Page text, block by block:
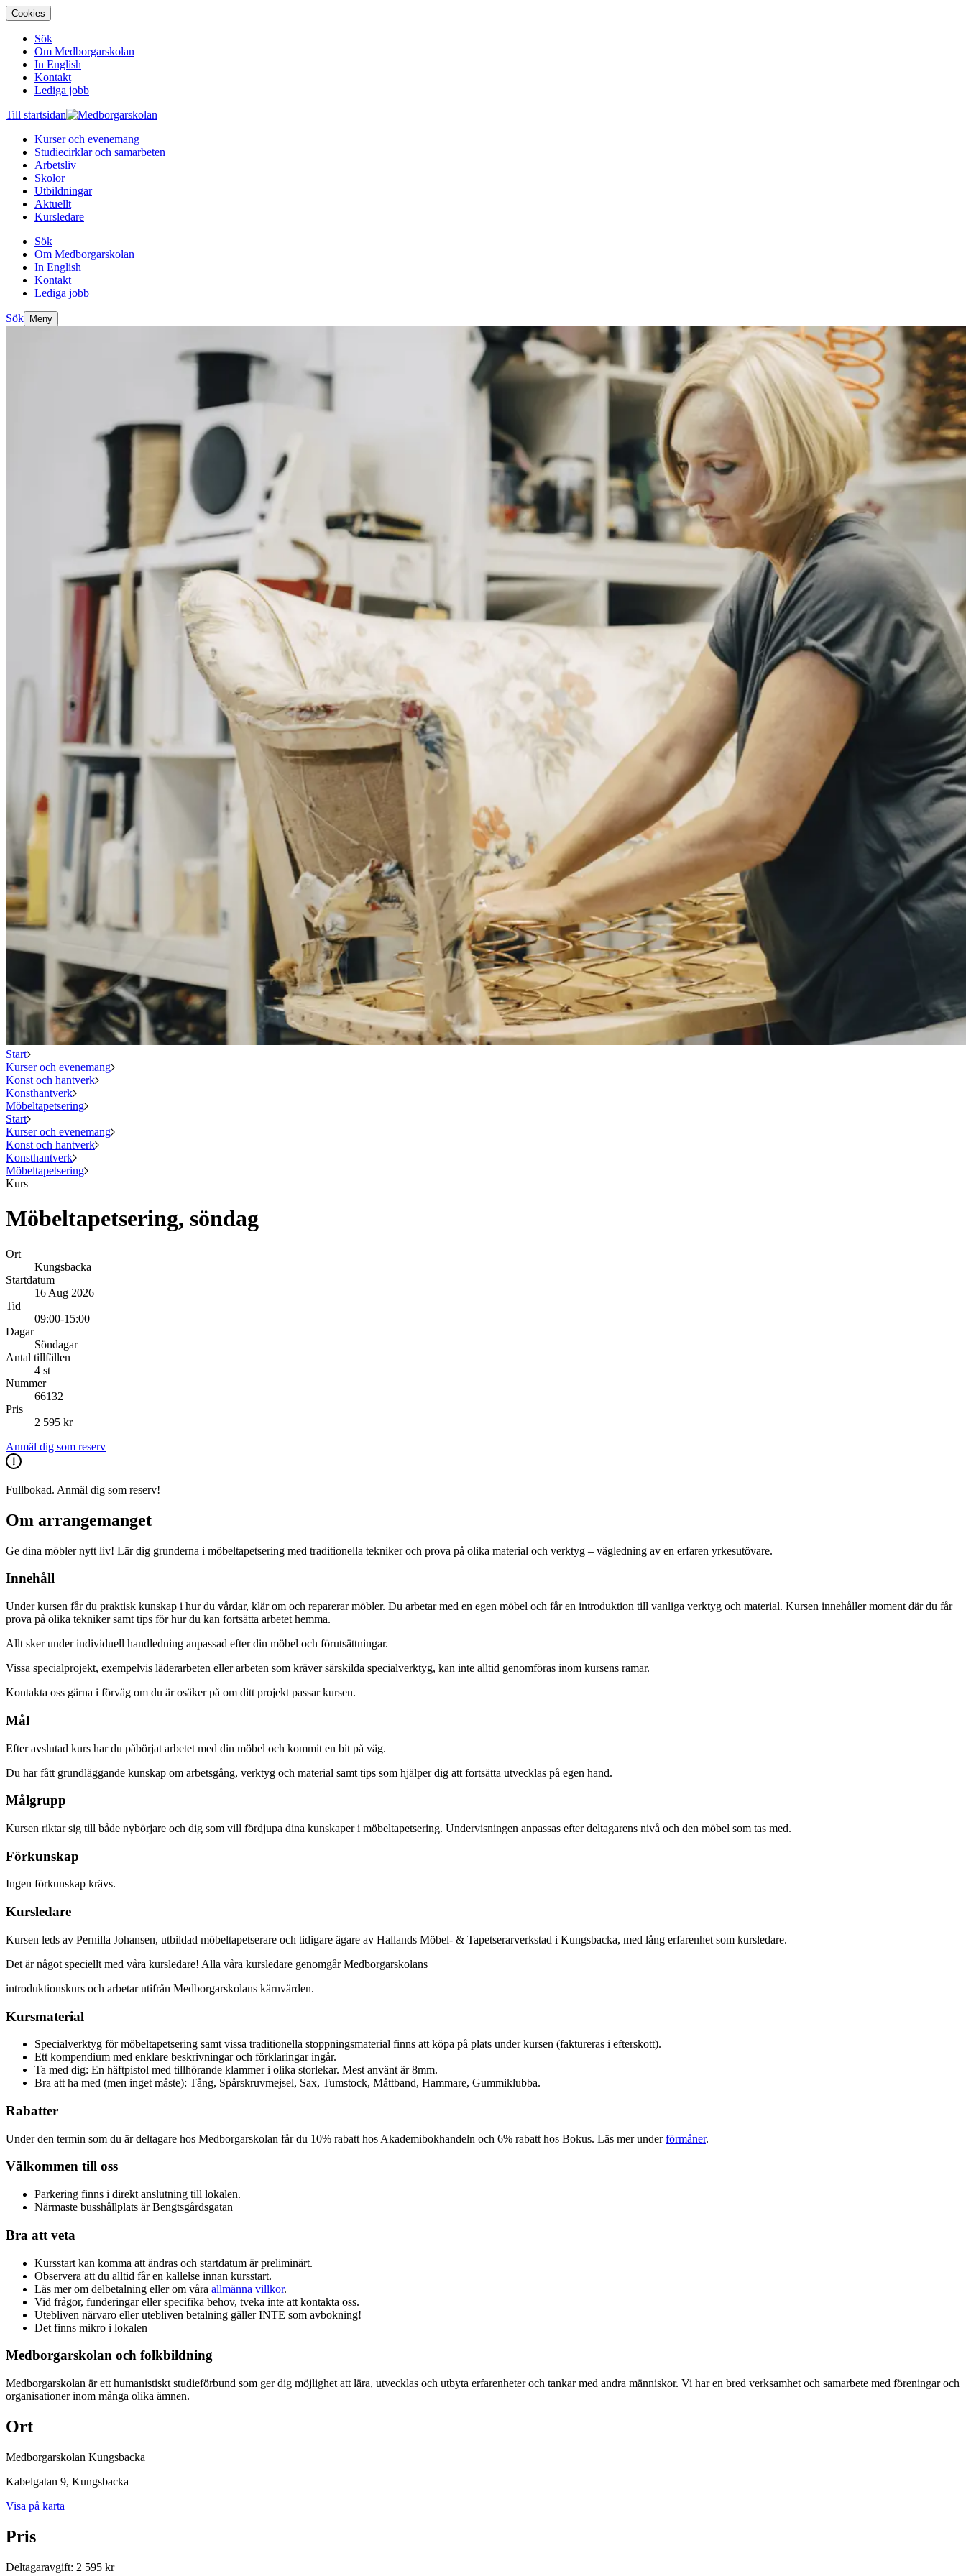
Cookies
Sök
Om Medborgarskolan
In English
Kontakt
Lediga jobb
Till startsidan
Kurser och evenemang
Studiecirklar och samarbeten
Arbetsliv
Skolor
Utbildningar
Aktuellt
Kursledare
Sök
Om Medborgarskolan
In English
Kontakt
Lediga jobb
Sök Meny
Start
Kurser och evenemang
Konst och hantverk
Konsthantverk
Möbeltapetsering
Start
Kurser och evenemang
Konst och hantverk
Konsthantverk
Möbeltapetsering
Kurs
Möbeltapetsering, söndag
Ort
Kungsbacka
Startdatum
16 Aug 2026
Tid
09:00-15:00
Dagar
Söndagar
Antal tillfällen
4 st
Nummer
66132
Pris
2 595 kr
Anmäl dig som reserv
Fullbokad. Anmäl dig som reserv!
Om arrangemanget
Ge dina möbler nytt liv! Lär dig grunderna i möbeltapetsering med traditionella tekniker och prova på olika material och verktyg – vägledning av en erfaren yrkesutövare.
Innehåll
Under kursen får du praktisk kunskap i hur du vårdar, klär om och reparerar möbler. Du arbetar med en egen möbel och får en introduktion till vanliga verktyg och material. Kursen innehåller moment där du får
prova på olika tekniker samt tips för hur du kan fortsätta arbetet hemma.
Allt sker under individuell handledning anpassad efter din möbel och förutsättningar.
Vissa specialprojekt, exempelvis läderarbeten eller arbeten som kräver särskilda specialverktyg, kan inte alltid genomföras inom kursens ramar.
Kontakta oss gärna i förväg om du är osäker på om ditt projekt passar kursen.
Mål
Efter avslutad kurs har du påbörjat arbetet med din möbel och kommit en bit på väg.
Du har fått grundläggande kunskap om arbetsgång, verktyg och material samt tips som hjälper dig att fortsätta utvecklas på egen hand.
Målgrupp
Kursen riktar sig till både nybörjare och dig som vill fördjupa dina kunskaper i möbeltapetsering. Undervisningen anpassas efter deltagarens nivå och den möbel som tas med.
Förkunskap
Ingen förkunskap krävs.
Kursledare
Kursen leds av Pernilla Johansen, utbildad möbeltapetserare och tidigare ägare av Hallands Möbel- & Tapetserarverkstad i Kungsbacka, med lång erfarenhet som kursledare.
Det är något speciellt med våra kursledare! Alla våra kursledare genomgår Medborgarskolans
introduktionskurs och arbetar utifrån Medborgarskolans kärnvärden.
Kursmaterial
Specialverktyg för möbeltapetsering samt vissa traditionella stoppningsmaterial finns att köpa på plats under kursen (faktureras i efterskott).
Ett kompendium med enklare beskrivningar och förklaringar ingår.
Ta med dig: En häftpistol med tillhörande klammer i olika storlekar. Mest använt är 8mm.
Bra att ha med (men inget måste): Tång, Spårskruvmejsel, Sax, Tumstock, Måttband, Hammare, Gummiklubba.
Rabatter
Under den termin som du är deltagare hos Medborgarskolan får du 10% rabatt hos Akademibokhandeln och 6% rabatt hos Bokus. Läs mer underförmåner.
Välkommen till oss
Parkering finns i direkt anslutning till lokalen.
Närmaste busshållplats ärBengtsgårdsgatan
Bra att veta
Kursstart kan komma att ändras och startdatum är preliminärt.
Observera att du alltid får en kallelse innan kursstart.
Läs mer om delbetalning eller om våra allmänna villkor.
Vid frågor, funderingar eller specifika behov, tveka inte att kontakta oss.
Utebliven närvaro eller utebliven betalning gäller INTE som avbokning!
Det finns mikro i lokalen
Medborgarskolan och folkbildning
Medborgarskolan är ett humanistiskt studieförbund som ger dig möjlighet att lära, utvecklas och utbyta erfarenheter och tankar med andra människor. Vi har en bred verksamhet och samarbete med föreningar och
organisationer inom många olika ämnen.
Ort
Medborgarskolan Kungsbacka
Kabelgatan 9, Kungsbacka
Visa på karta
Pris
Deltagaravgift: 2 595 kr